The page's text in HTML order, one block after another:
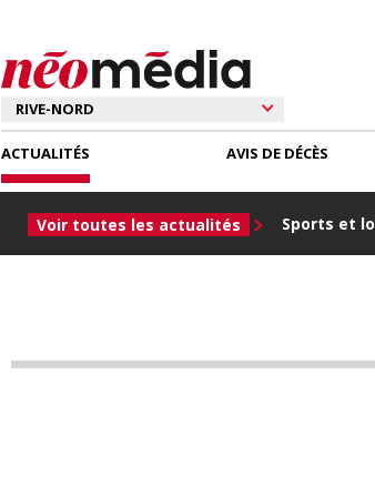
ACTUALITÉS
Voir toutes les actualités Sports et
AVIS DE DÉCÈS